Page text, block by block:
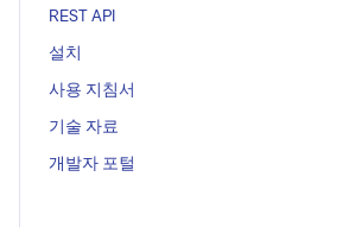
REST API
설치
사용 지침서
기술 자료
개발자 포털